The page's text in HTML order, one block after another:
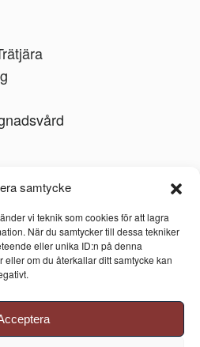
samtycke
vi teknik som cookies för att lagra
När du samtycker till dessa tekniker
eller unika ID:n på denna
eller om du återkallar ditt samtycke kan